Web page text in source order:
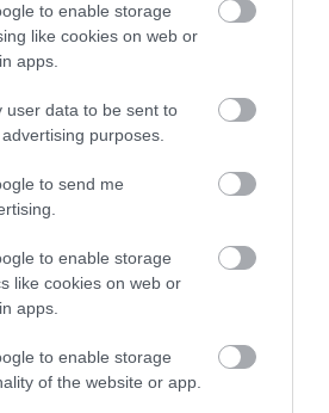
to enable storage
like cookies on web or
apps.
user data to be sent to
purposes.
to send me
to enable storage
like cookies on web or
apps.
to enable storage
of the website or app.
και
– Δείτε
Νεότερα για τη Φωτιά
κτηνοτροφική μονάδα